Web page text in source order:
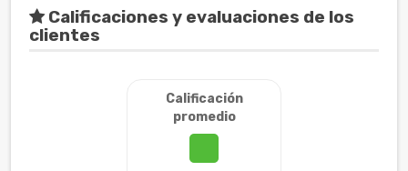
Calificaciones y evaluaciones de los
clientes
Calificación
promedio